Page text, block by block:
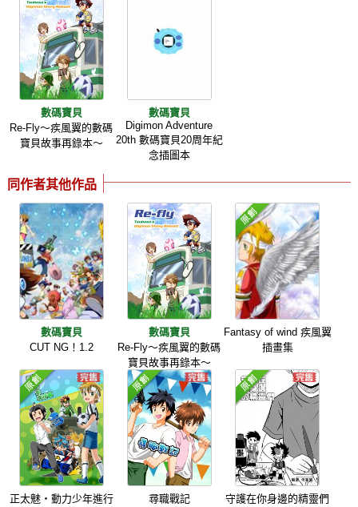
數碼寶貝
Re-Fly～疾風翼的數碼
寶貝故事再錄本～
數碼寶貝
Digimon Adventure
20th 數碼寶貝20周年紀
念插圖本
同作者其他作品
數碼寶貝
CUT NG！1.2
數碼寶貝
Re-Fly～疾風翼的數碼
寶貝故事再錄本～
Fantasy of wind 疾風翼
插畫集
正太魅‧動力少年進行
尋職戰記 守護在你身邊的精靈們